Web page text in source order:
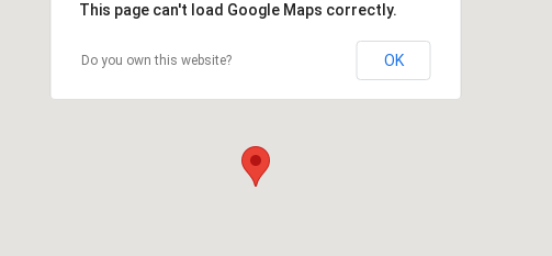
This page can't load Google Maps correctly.
Do you own this website? OK